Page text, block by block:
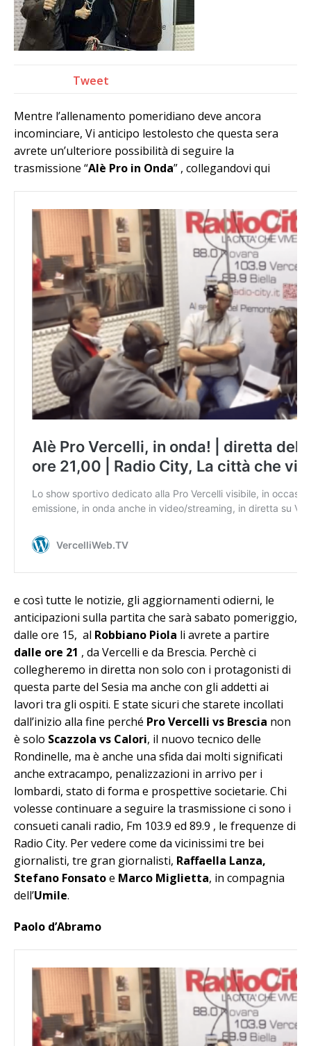
Tweet
Mentre l’allenamento pomeridiano deve ancora
incominciare, Vi anticipo lestolesto che questa sera
avrete un’ulteriore possibilità di seguire la
trasmissione “Alè Pro in Onda” , collegandovi qui
e così tutte le notizie, gli aggiornamenti odierni, le
anticipazioni sulla partita che sarà sabato pomeriggio,
dalle ore 15, al Robbiano Piola li avrete a partire
dalle ore 21 , da Vercelli e da Brescia. Perchè ci
collegheremo in diretta non solo con i protagonisti di
questa parte del Sesia ma anche con gli addetti ai
lavori tra gli ospiti. E state sicuri che starete incollati
dall’inizio alla fine perché Pro Vercelli vs Brescia non
è solo Scazzola vs Calori, il nuovo tecnico delle
Rondinelle, ma è anche una sfida dai molti significati
anche extracampo, penalizzazioni in arrivo per i
lombardi, stato di forma e prospettive societarie. Chi
volesse continuare a seguire la trasmissione ci sono i
consueti canali radio, Fm 103.9 ed 89.9 , le frequenze di
Radio City. Per vedere come da vicinissimi tre bei
giornalisti, tre gran giornalisti, Raffaella Lanza,
Stefano Fonsatoe Marco Miglietta, in compagnia
dell’Umile.
Paolo d’Abramo